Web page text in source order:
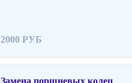
2000 РУБ
Замена поршневых колец